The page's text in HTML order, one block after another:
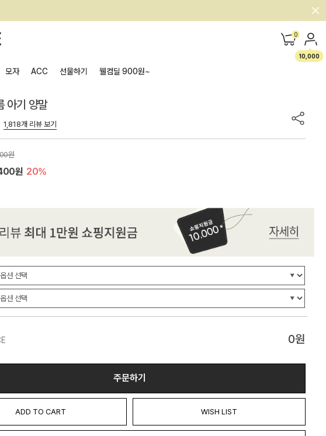
0
10,000
모자 ACC 선물하기 웰컴딜 900원~
아기 양말
1,818개 리뷰 보기
원
원 20%
0원
주문하기
ADD TO CART WISH LIST